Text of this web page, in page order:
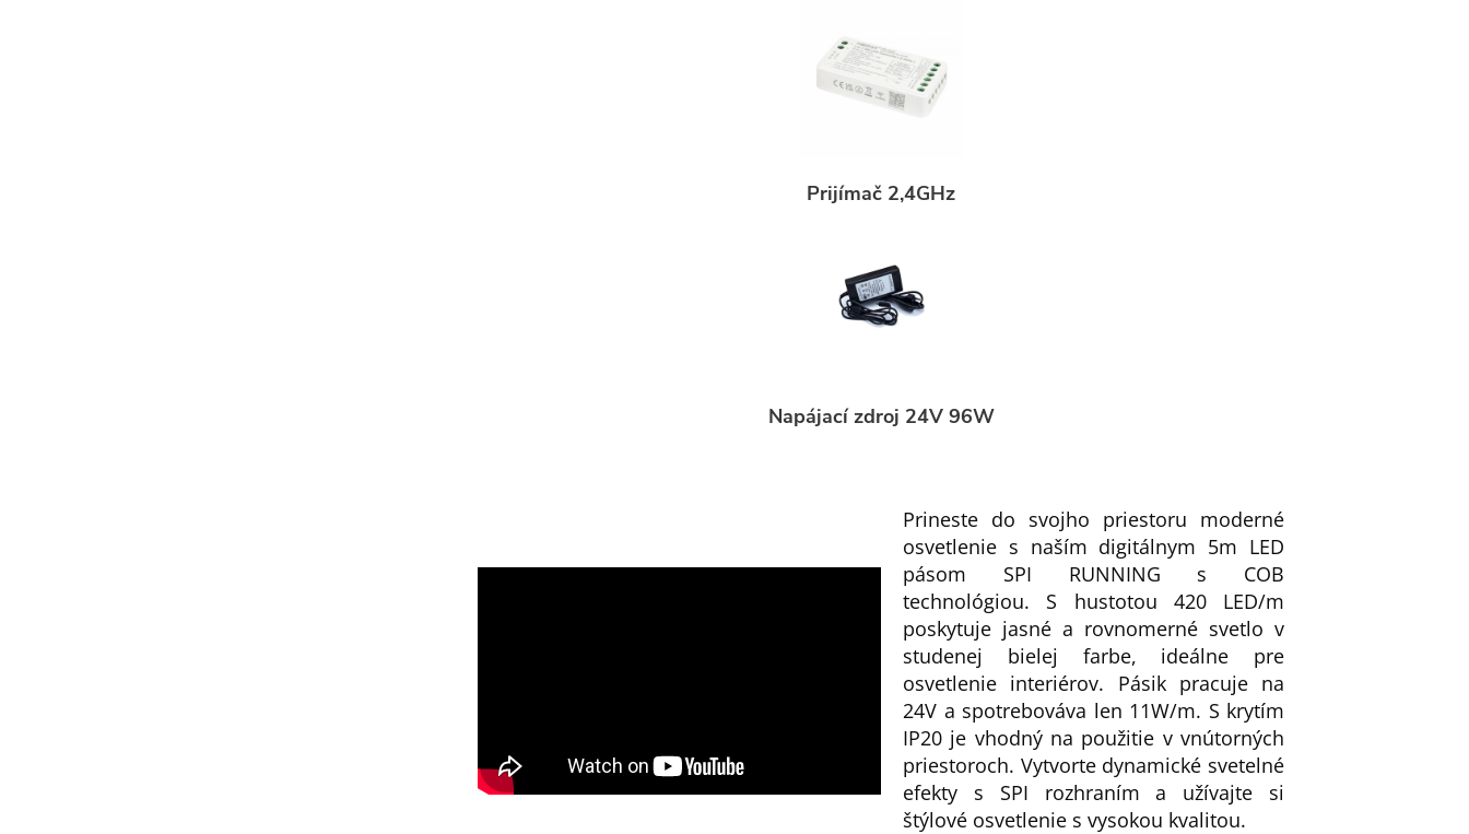
Prijímač 2,4GHz
Napájací zdroj 24V 96W
Prineste do svojho priestoru moderné
osvetlenie s naším digitálnym 5m LED
pásom SPI RUNNING s COB
technológiou. S hustotou 420 LED/m
poskytuje jasné a rovnomerné svetlo v
studenej bielej farbe, ideálne pre
osvetlenie interiérov. Pásik pracuje na
24V a spotrebováva len 11W/m. S krytím
IP20 je vhodný na použitie v vnútorných
priestoroch. Vytvorte dynamické svetelné
efekty s SPI rozhraním a užívajte si
štýlové osvetlenie s vysokou kvalitou.